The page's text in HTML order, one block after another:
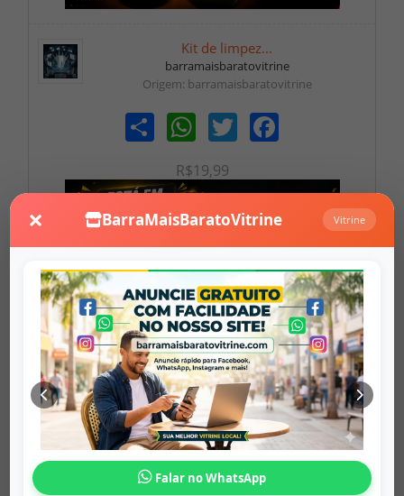
× BarraMaisBaratoVitrine Vitrine
Falar no WhatsApp
Kit de limpez...
barramaisbaratovitrine
Origem: barramaisbaratovitrine
Share WhatsAppTwitter Facebook
R$19,99
Mochila Escol...
barramaisbaratovitrine
Origem: barramaisbaratovitrine